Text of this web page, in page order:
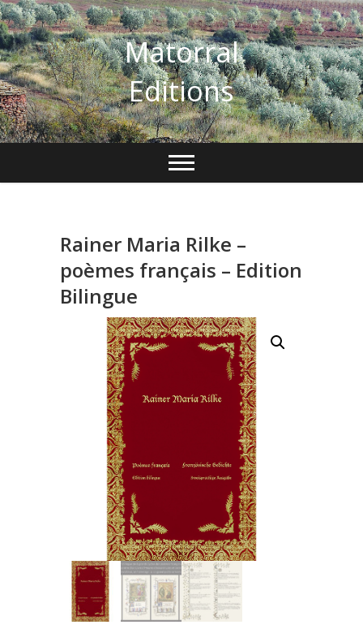
Skip
to
content
Matorral
Editions
Rainer Maria Rilke –
poèmes français – Edition
Bilingue